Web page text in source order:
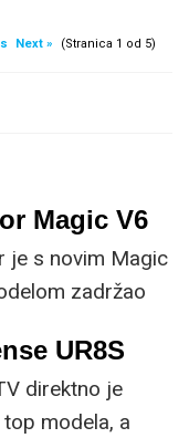
Next » (Stranica 1 od 5)
Magic V6
je s novim Magic
zadržao
no
UR8S
direktno je
modela, a